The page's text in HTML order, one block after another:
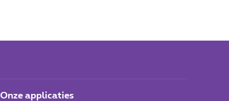
Onze applicaties